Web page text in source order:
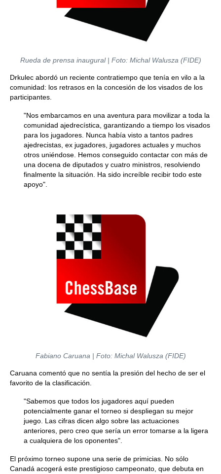
Rueda de prensa inaugural | Foto: Michal Walusza (FIDE)
Drkulec abordó un reciente contratiempo que tenía en vilo a la
comunidad: los retrasos en la concesión de los visados de los
participantes.
"Nos embarcamos en una aventura para movilizar a toda la
comunidad ajedrecística, garantizando a tiempo los visados
para los jugadores. Nunca había visto a tantos padres
ajedrecistas, ex jugadores, jugadores actuales y muchos
otros uniéndose. Hemos conseguido contactar con más de
una docena de diputados y cuatro ministros, resolviendo
finalmente la situación. Ha sido increíble recibir todo este
apoyo".
Fabiano Caruana | Foto: Michal Walusza (FIDE)
Caruana comentó que no sentía la presión del hecho de ser el
favorito de la clasificación.
"Sabemos que todos los jugadores aquí pueden
potencialmente ganar el torneo si despliegan su mejor
juego. Las cifras dicen algo sobre las actuaciones
anteriores, pero creo que sería un error tomarse a la ligera
a cualquiera de los oponentes".
El próximo torneo supone una serie de primicias. No sólo
Canadá acogerá este prestigioso campeonato, que debuta en